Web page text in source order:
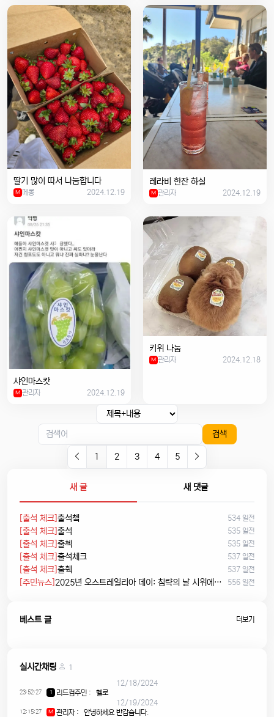
새 글 새 댓글
[출석 체크] 출석쳌 534 일전
[출석 체크] 출석 535 일전
[출석 체크] 출첵 535 일전
[출석 체크] 출석체크 537 일전
[출석 체크] 출췍 537 일전
[주민뉴스] 2025년 오스트레일리아 데이: 침략의 날 시위에서 시민권 선서, 피크닉까지 556 일전
베스트 글 더보기
실시간채팅
1
12/18/2024
23:52:27 1 리드컴주민 :
헬로
12/19/2024
12:15:27 M 관리자: 안녕하세요 반갑습니다.
딸기 많이 따서 나눔합니다
M 메롱 2024.12.19
레라비 한잔 하실
M 관리자 2024.12.19
샤인마스캇
M 관리자 2024.12.19
키위 나눔
M 관리자 2024.12.18
검색
1 2 3 4 5